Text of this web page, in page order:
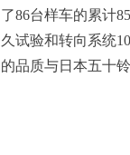
了86台样车的累计
久试验和转向系统
的品质与日本五十